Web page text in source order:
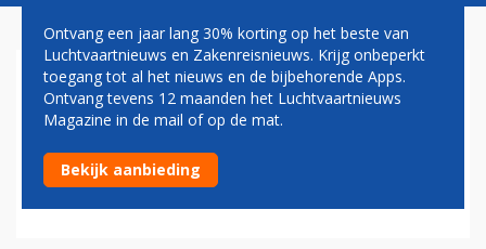
BOHAI
Leasemaatschappij Avolon neemt concurrent CIT over
07-10-2016 - 12:39
Ontvang een jaar lang 30% korting op het beste van
Luchtvaartnieuws en Zakenreisnieuws. Krijg onbeperkt
toegang tot al het nieuws en de bijbehorende Apps.
Ontvang tevens 12 maanden het Luchtvaartnieuws
Magazine in de mail of op de mat.
Bekijk aanbieding